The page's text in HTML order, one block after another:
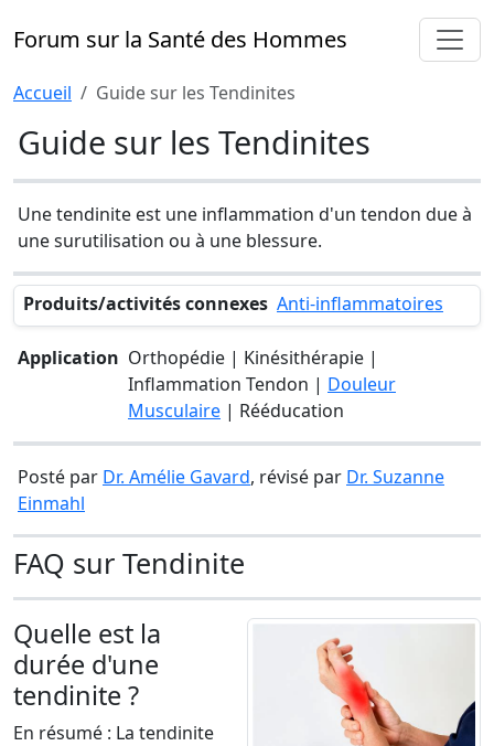
Forum sur la Santé des Hommes
Accueil Guide sur les Tendinites
Guide sur les Tendinites
Une tendinite est une inflammation d'un tendon due à
une surutilisation ou à une blessure.
Produits/activités connexes Anti-inflammatoires
Application Orthopédie | Kinésithérapie |
Inflammation Tendon | Douleur
Musculaire | Rééducation
Posté par Dr. Amélie Gavard, révisé par Dr. Suzanne
Einmahl
FAQ sur Tendinite
Quelle est la
durée d'une
tendinite ?
En résumé : La tendinite